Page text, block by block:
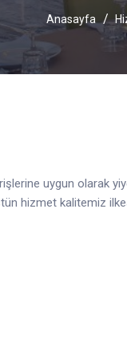
Anasayfa
uygun olarak
hizmet kalitemiz